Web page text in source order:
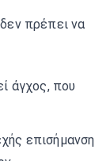
δεν πρέπει να
άγχος, που
επισήμανση